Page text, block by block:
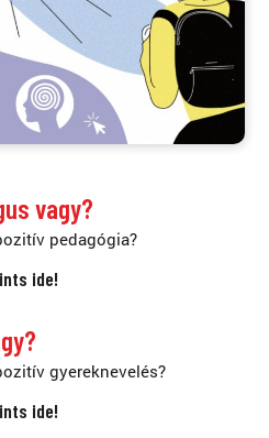
vagy?
pedagógia?
ide!
gyereknevelés?
ide!